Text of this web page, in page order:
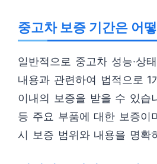
중고차 보증 기간은 어
일반적으로 중고차 성능·상
내용과 관련하여 법적으로
이내의 보증을 받을 수 있습
등 주요 부품에 대한 보증이
시 보증 범위와 내용을 명확